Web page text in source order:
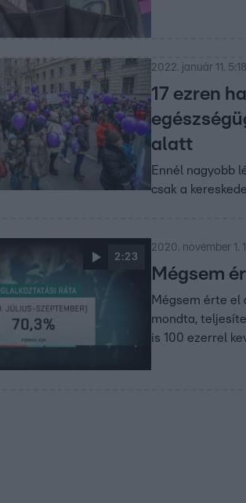
2022. január 11. 5:18
17 ezren
alatt
Ennél nagyobb
csak a
2:23
2020. november 1.
Mégsem
Mégsem érte el
mondta,
is 100 ezerrel